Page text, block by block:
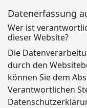
Datenerfassung
Wer ist
dieser Website?
Die
durch den
können Sie dem
Verantwortlichen